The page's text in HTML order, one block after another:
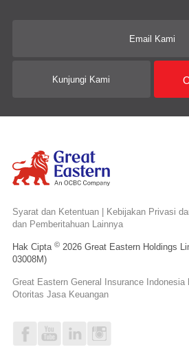
Email Kami
Kunjungi Kami
Syarat dan Ketentuan| Kebijakan Privasi
dan Pemberitahuan Lainnya
Hak Cipta ©2026 Great Eastern Holdings
03008M)
Great Eastern General Insurance Indonesia
Otoritas Jasa Keuangan